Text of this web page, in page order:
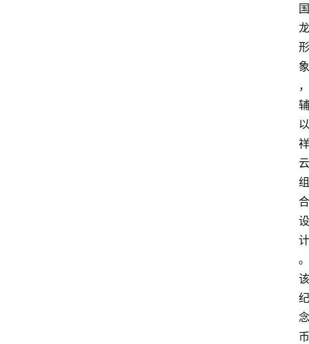
国
龙
形
象
，
辅
以
祥
云
组
合
设
计
。
该
纪
念
币